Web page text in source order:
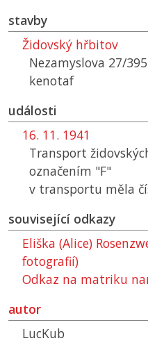
stavby
Židovský hřbitov
Nezamyslova 27/395
kenotaf
události
16. 11. 1941
Transport
označením "F"
v transportu měla
související odkazy
Eliška (Alice)
fotografií)
Odkaz na matriku
autor
LucKub